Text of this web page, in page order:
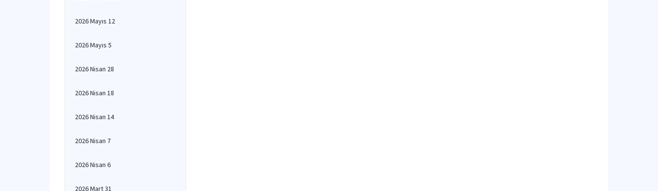
2026 Mayıs 12
2026 Mayıs 5
2026 Nisan 28
2026 Nisan 18
2026 Nisan 14
2026 Nisan 7
2026 Nisan 6
2026 Mart 31